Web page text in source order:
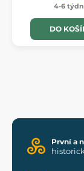
4-6
DO
První a